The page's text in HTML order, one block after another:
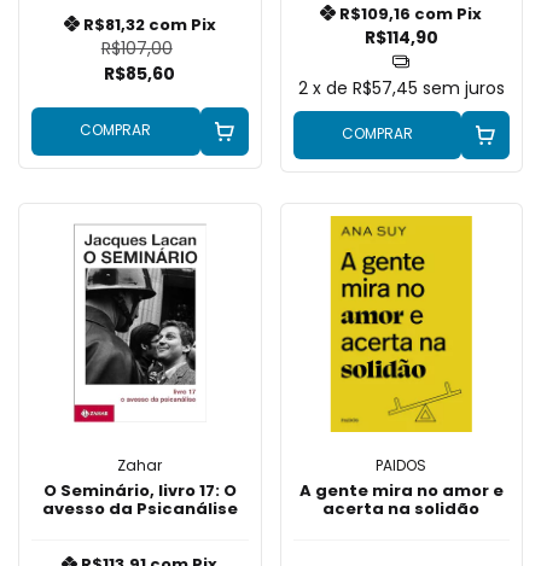
R$107,00
R$85,60
R$81,32 com Pix
COMPRAR
R$114,90
R$109,16 com Pix
2 x de R$57,45 sem juros
COMPRAR
Zahar
O Seminário, livro 17: O
avesso da Psicanálise
PAIDOS
A gente mira no amor e
acerta na solidão